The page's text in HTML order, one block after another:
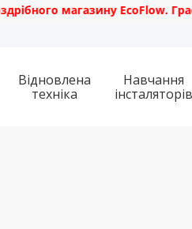
магазину EcoFlow. Графік
Відновлена
техніка
Навчання
інсталяторів